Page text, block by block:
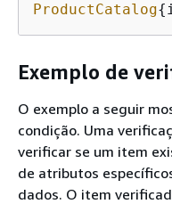
ProductCatalog{
Exemplo de
O exemplo a seguir
condição. Uma
verificar se um item
de atributos
dados. O item